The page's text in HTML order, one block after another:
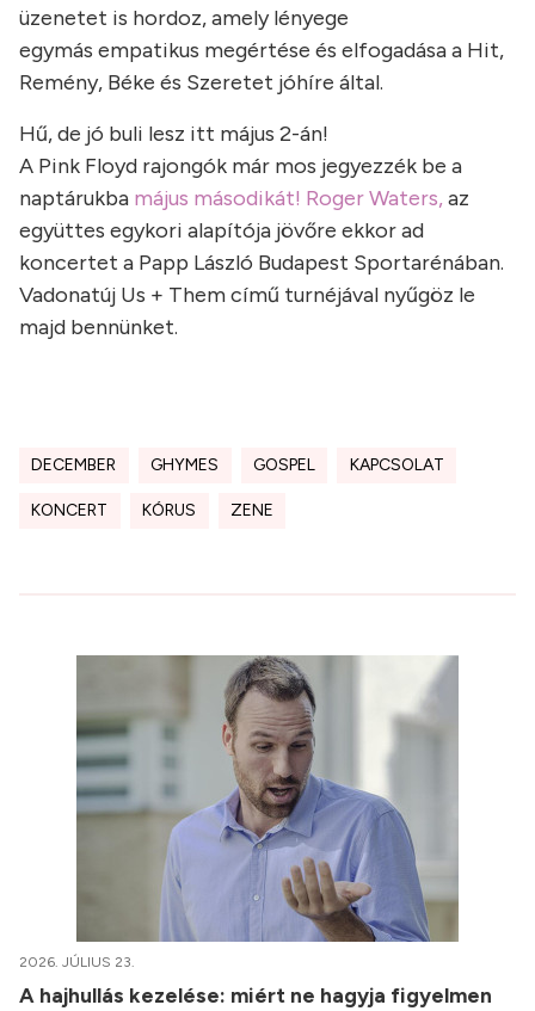
üzenetet is hordoz, amely lényege
egymás empatikus megértése és elfogadása a Hit,
Remény, Béke és Szeretet jóhíre által.
Hű, de jó buli lesz itt május 2-án!
A Pink Floyd rajongók már mos jegyezzék be a
naptárukba május másodikát! Roger Waters,az
együttes egykori alapítója jövőre ekkor ad
koncertet a Papp László Budapest Sportarénában.
Vadonatúj Us + Them című turnéjával nyűgöz le
majd bennünket.
DECEMBER GHYMES GOSPEL KAPCSOLAT
KONCERT KÓRUS ZENE
2026. JÚLIUS 23.
A hajhullás kezelése: miért ne hagyja figyelmen